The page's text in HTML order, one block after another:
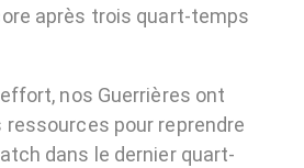
après trois quart-temps
nos Guerrières ont
ressources pour reprendre
dans le dernier quart-